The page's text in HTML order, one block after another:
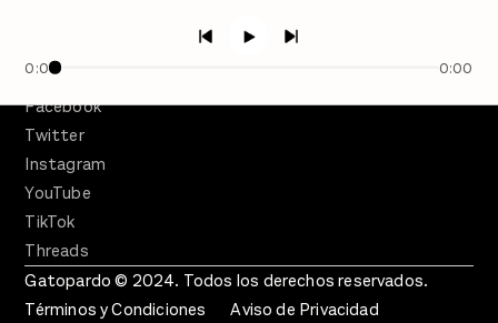
0:00 0:00
Facebook
Twitter
Instagram
YouTube
TikTok
Threads
Gatopardo © 2024. Todos los derechos reservados.
Términos y Condiciones
Aviso de Privacidad